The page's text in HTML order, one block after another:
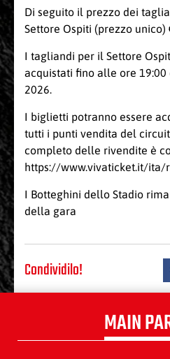
Di seguito il prezzo dei
Settore Ospiti (prezzo unico)
I tagliandi per il Settore
acquistati fino alle ore 19:00
2026.
I biglietti potranno essere
tutti i punti vendita del
completo delle rivendite è
https://www.vivaticket.it/ita/
I Botteghini dello Stadio
della gara
Condividilo!
MAIN